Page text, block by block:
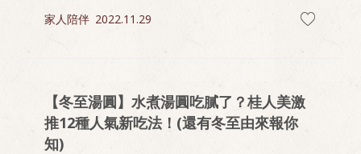
家人陪伴 2022.11.29
【冬至湯圓】水煮湯圓吃膩了？桂人美激
推12種人氣新吃法！(還有冬至由來報你
知)